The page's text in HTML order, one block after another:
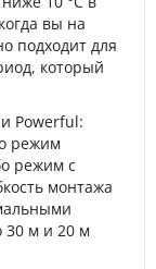
вы на
подходит для
который
Powerful:
режим
режим с
монтажа
30 м и 20 м